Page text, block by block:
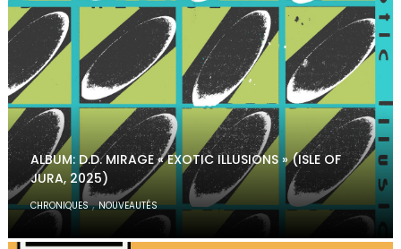
ALBUM: D.D. MIRAGE « EXOTIC ILLUSIONS » (ISLE OF
JURA, 2025)
CHRONIQUES,NOUVEAUTÉS